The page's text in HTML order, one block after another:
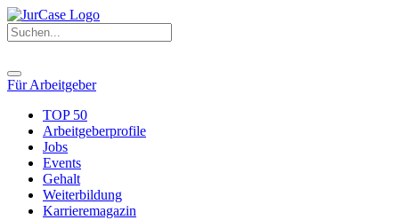
Für Arbeitgeber
TOP 50
Arbeitgeberprofile
Jobs
Events
Gehalt
Weiterbildung
Karrieremagazin